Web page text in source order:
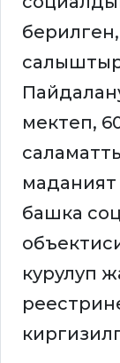
мектеп,
маданият
башка
курулуп